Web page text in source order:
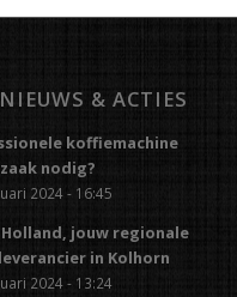
& ACTIES
koffiemachine
nodig?
2024 - 16:45
jouw regionale
in Kolhorn
2024 - 13:24